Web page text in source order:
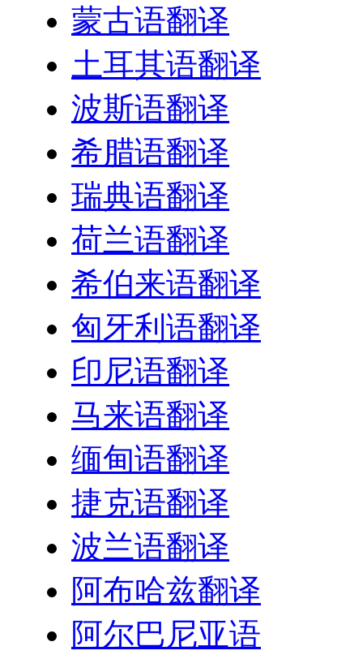
蒙古语翻译
土耳其语翻译
波斯语翻译
希腊语翻译
瑞典语翻译
荷兰语翻译
希伯来语翻译
匈牙利语翻译
印尼语翻译
马来语翻译
缅甸语翻译
捷克语翻译
波兰语翻译
阿布哈兹翻译
阿尔巴尼亚语